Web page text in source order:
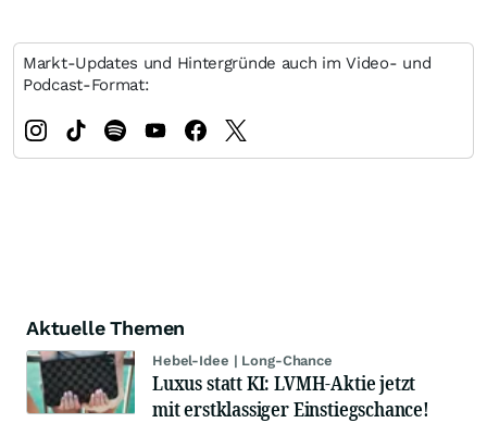
Markt-Updates und Hintergründe auch im Video- und
Podcast-Format:
Aktuelle Themen
Hebel-Idee | Long-Chance
Luxus statt KI: LVMH-Aktie jetzt
mit erstklassiger Einstiegschance!